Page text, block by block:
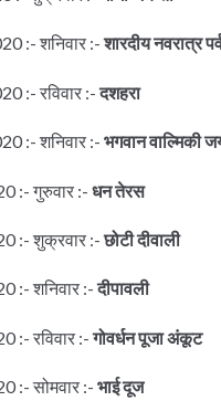
:- शनिवार :-शारदीय नवरात्र
:- रविवार :-दशहरा
:- शनिवार :- भगवान वाल्मिकी
:- गुरुवार :- धन तेरस
:- शुक्रवार :-छोटी दीवाली
:- शनिवार :-दीपावली
:- रविवार :-गोवर्धन पूजा अंकूट
:- सोमवार :- भाई दूज